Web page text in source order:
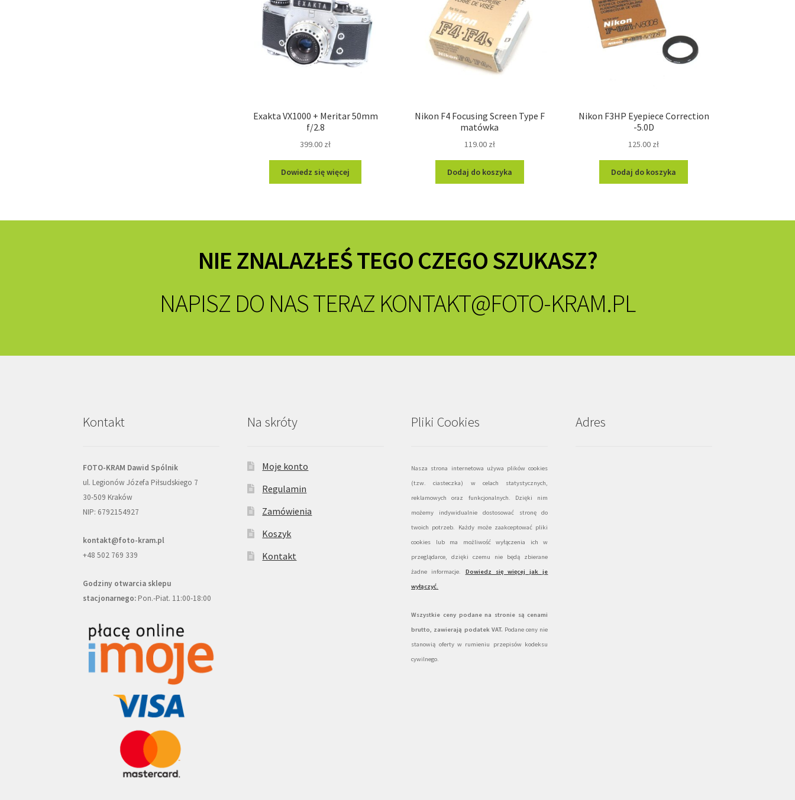
Exakta VX1000 + Meritar 50mm
f/2.8
399.00 zł
Dowiedz się więcej
Nikon F4 Focusing Screen Type F
matówka
119.00 zł
Dodaj do koszyka
Nikon F3HP Eyepiece Correction
-5.0D
125.00 zł
Dodaj do koszyka
NIE ZNALAZŁEŚ TEGO CZEGO SZUKASZ?
NAPISZ DO NAS TERAZ KONTAKT@FOTO-KRAM.PL
Kontakt
FOTO-KRAM Dawid Spólnik
ul. Legionów Józefa Piłsudskiego 7
30-509 Kraków
NIP: 6792154927
kontakt@foto-kram.pl
+48 502 769 339
Godziny otwarcia sklepu
stacjonarnego: Pon.-Piat. 11:00-18:00
Na skróty
Moje konto
Regulamin
Zamówienia
Koszyk
Kontakt
Pliki Cookies
Nasza strona internetowa używa plików cookies
(tzw. ciasteczka) w celach statystycznych,
reklamowych oraz funkcjonalnych. Dzięki nim
możemy indywidualnie dostosować stronę do
twoich potrzeb. Każdy może zaakceptować pliki
cookies lub ma możliwość wyłączenia ich w
przeglądarce, dzięki czemu nie będą zbierane
żadne informacje. Dowiedz się więcej jak je
wyłączyć.
Wszystkie ceny podane na stronie są cenami
brutto, zawierają podatek VAT. Podane ceny nie
stanowią oferty w rumieniu przepisów kodeksu
cywilnego.
Adres